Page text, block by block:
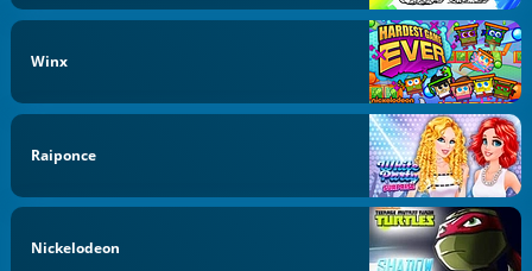
Winx
Raiponce
Nickelodeon